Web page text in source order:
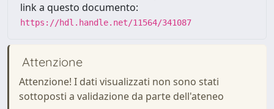
link a questo documento:
https://hdl.handle.net/11564/341087
Attenzione
Attenzione! I dati visualizzati non sono stati
sottoposti a validazione da parte dell'ateneo